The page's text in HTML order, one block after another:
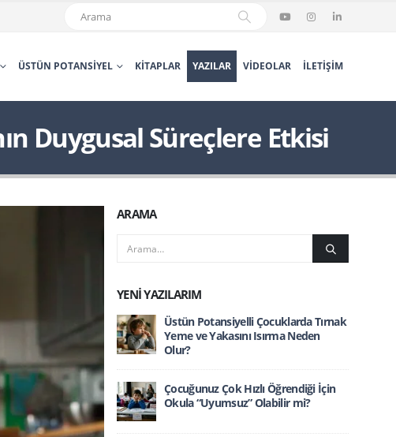
ÜSTÜN POTANSIYEL KITAPLAR YAZILAR VIDEOLAR İLETIŞIM
Duygusal Süreçlere Etkisi
ARAMA
YENI YAZILARIM
Üstün Potansiyelli Çocuklarda Tırnak
Yeme ve Yakasını Isırma Neden
Olur?
Çocuğunuz Çok Hızlı Öğrendiği İçin
Okula “Uyumsuz” Olabilir mi?